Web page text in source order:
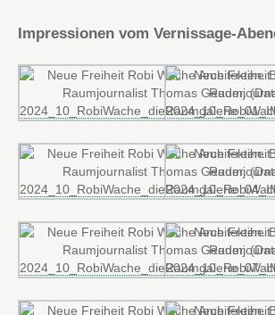
Impressionen vom Vernissage-